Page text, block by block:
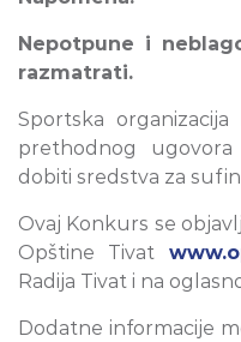
Nepotpune i
razmatrati.
Sportska
prethodnog
dobiti sredstva za
Ovaj Konkurs se
Opštine Tivat
Radija Tivat i na
Dodatne informacije